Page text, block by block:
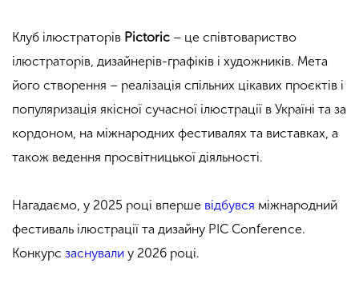
Клуб ілюстраторів Pictoric – це співтовариство
ілюстраторів, дизайнерів-графіків і художників. Мета
його створення – реалізація спільних цікавих проєктів і
популяризація якісної сучасної ілюстрації в Україні та за
кордоном, на міжнародних фестивалях та виставках, а
також ведення просвітницької діяльності.
Нагадаємо, у 2025 році вперше відбувся міжнародний
фестиваль ілюстрації та дизайну PIC Conference.
Конкурс заснували у 2026 році.